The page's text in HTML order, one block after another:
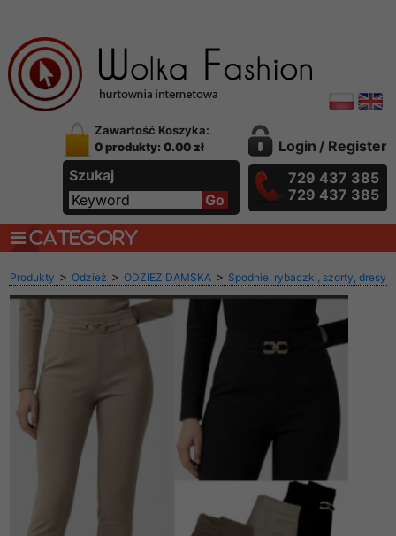
Zawartość Koszyka:
0 produkty: 0.00 zł
Szukaj
Login / Register
729 437 385
729 437 385
CATEGORY
Produkty > Odzież > ODZIEŻ DAMSKA > Spodnie, rybaczki, szorty, dresy